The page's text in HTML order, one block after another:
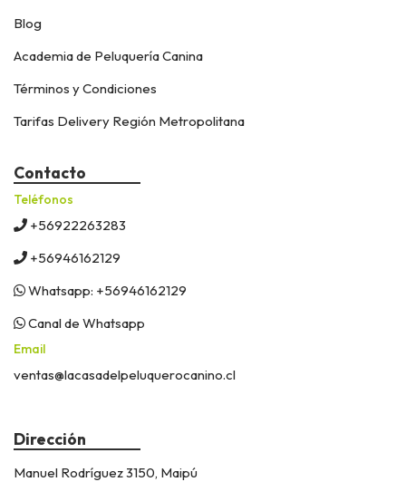
Blog
Academia de Peluquería Canina
Términos y Condiciones
Tarifas Delivery Región Metropolitana
Contacto
Teléfonos
+56922263283
+56946162129
Whatsapp: +56946162129
Canal de Whatsapp
Email
ventas@lacasadelpeluquerocanino.cl
Dirección
Manuel Rodríguez 3150, Maipú